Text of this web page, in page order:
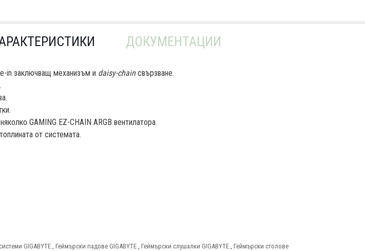
ДОКУМЕНТАЦИИ
in заключващ механизъм и daisy-chainсвързване.
GAMING EZ-CHAIN ARGB вентилатора.
от системата.
GIGABYTE Геймърски падове GIGABYTE Геймърски слушалки GIGABYTE
Геймърски столове